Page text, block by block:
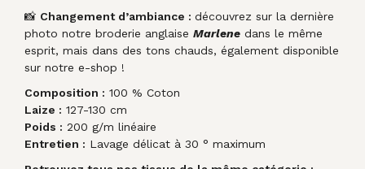
📸 Changement d’ambiance : découvrez sur la dernière
photo notre broderie anglaise Marlene dans le même
esprit, mais dans des tons chauds, également disponible
sur notre e-shop !
Composition : 100 % Coton
Laize : 127-130 cm
Poids : 200 g/m linéaire
Entretien : Lavage délicat à 30 ° maximum